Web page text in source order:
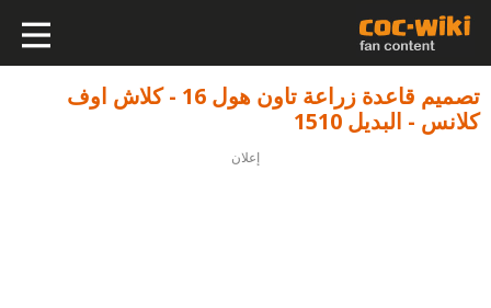
تصميم قاعدة زراعة تاون هول 16 - كلاش اوف
كلانس - البديل 1510
إعلان